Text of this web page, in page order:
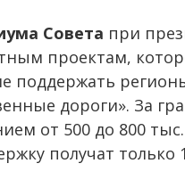
Совета при
проектам,
поддержать
дороги». За
от 500 до 800
получат